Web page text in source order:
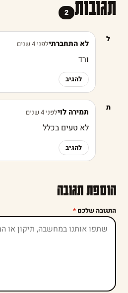
תגובות 2
ל לא התחברתילפני 4 שנים
ורד
להגיב
ת תמירה לוילפני 4 שנים
לא טעים בכלל
להגיב
הוספת תגובה
התגובה שלכם *